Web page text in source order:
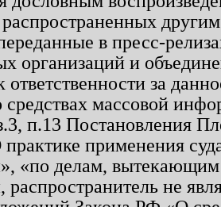
в пресс-
организаций и
ответственности за
массовой
п.13 Постановления
практике применения
«по делам, вытекающим
не